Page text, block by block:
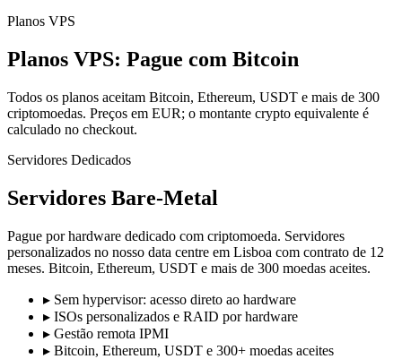
Planos VPS
Planos VPS: Pague com Bitcoin
Todos os planos aceitam Bitcoin, Ethereum, USDT e mais de 300
criptomoedas. Preços em EUR; o montante crypto equivalente é
calculado no checkout.
Servidores Dedicados
Servidores Bare-Metal
Pague por hardware dedicado com criptomoeda. Servidores
personalizados no nosso data centre em Lisboa com contrato de 12
meses. Bitcoin, Ethereum, USDT e mais de 300 moedas aceites.
▸ Sem hypervisor: acesso direto ao hardware
▸ ISOs personalizados e RAID por hardware
▸ Gestão remota IPMI
▸ Bitcoin, Ethereum, USDT e 300+ moedas aceites